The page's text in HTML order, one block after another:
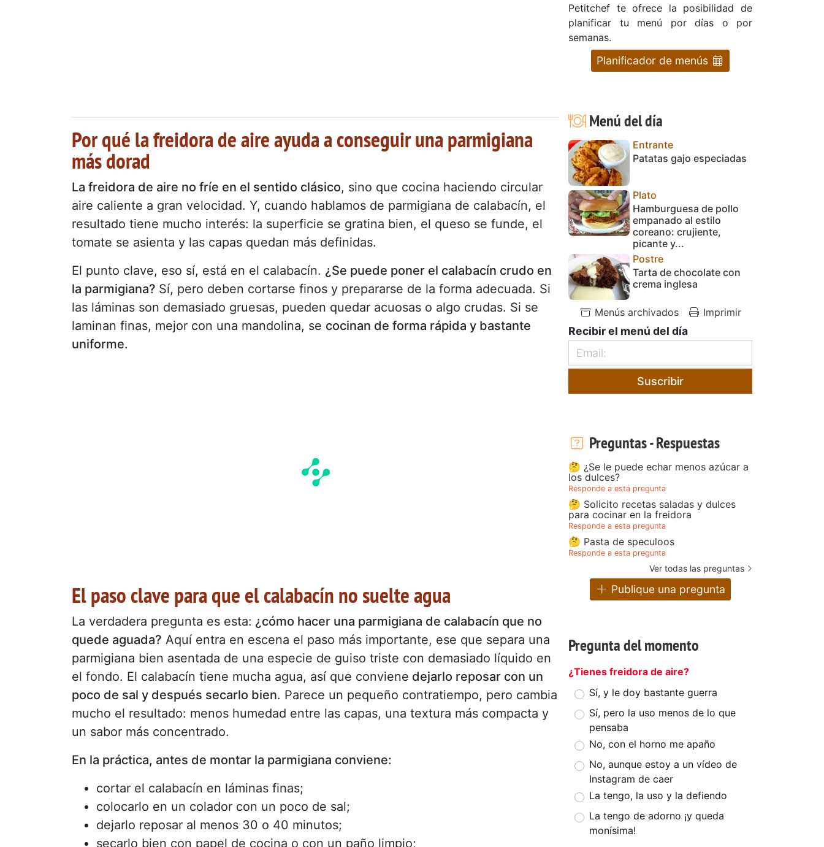
Por qué la freidora de aire ayuda a conseguir una parmigiana
más dorad
La freidora de aire no fríe en el sentido clásico, sino que cocina haciendo circular
aire caliente a gran velocidad. Y, cuando hablamos de parmigiana de calabacín, el
resultado tiene mucho interés: la superficie se gratina bien, el queso se funde, el
tomate se asienta y las capas quedan más definidas.
El punto clave, eso sí, está en el calabacín. ¿Se puede poner el calabacín crudo en
la parmigiana? Sí, pero deben cortarse finos y prepararse de la forma adecuada. Si
las láminas son demasiado gruesas, pueden quedar acuosas o algo crudas. Si se
laminan finas, mejor con una mandolina, se cocinan de forma rápida y bastante
uniforme.
El paso clave para que el calabacín no suelte agua
La verdadera pregunta es esta: ¿cómo hacer una parmigiana de calabacín que no
quede aguada? Aquí entra en escena el paso más importante, ese que separa una
parmigiana bien asentada de una especie de guiso triste con demasiado líquido en
el fondo. El calabacín tiene mucha agua, así que conviene dejarlo reposar con un
poco de sal y después secarlo bien. Parece un pequeño contratiempo, pero cambia
mucho el resultado: menos humedad entre las capas, una textura más compacta y
un sabor más concentrado.
En la práctica, antes de montar la parmigiana conviene:
cortar el calabacín en láminas finas;
colocarlo en un colador con un poco de sal;
dejarlo reposar al menos 30 o 40 minutos;
secarlo bien con papel de cocina o con un paño limpio;
Petitchef te ofrece la posibilidad de
planificar tu menú por días o por
semanas.
Planificador de menús
Menú del día
Entrante
Patatas gajo especiadas
Plato
Hamburguesa de pollo
empanado al estilo
coreano: crujiente,
picante y...
Postre
Tarta de chocolate con
crema inglesa
Menús archivados Imprimir
Recibir el menú del día
Suscribir
Preguntas - Respuestas
🤔 ¿Se le puede echar menos azúcar a
los dulces?
Responde a esta pregunta
🤔 Solicito recetas saladas y dulces
para cocinar en la freidora
Responde a esta pregunta
🤔 Pasta de speculoos
Responde a esta pregunta
Ver todas las preguntas
Publique una pregunta
Pregunta del momento
¿Tienes freidora de aire?
Sí, y le doy bastante guerra
Sí, pero la uso menos de lo que
pensaba
No, con el horno me apaño
No, aunque estoy a un vídeo de
Instagram de caer
La tengo, la uso y la defiendo
La tengo de adorno ¡y queda
monísima!